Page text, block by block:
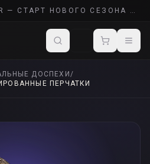
ЛИГА RUNES OF ALDUR — СТАРТ НОВОГО СЕЗОНА POE 2
ДОСПЕХИ /
ПЕРЧАТКИ